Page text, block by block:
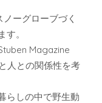
ーグローブづく
。
Magazine
人との関係性を考
らしの中で野生動